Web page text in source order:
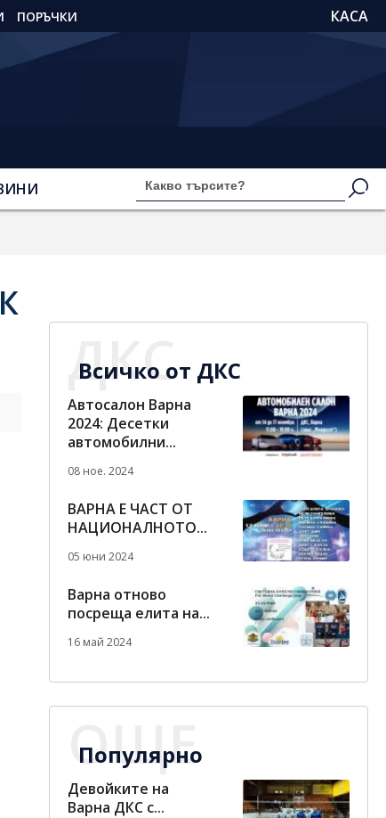
ПОРЪЧКИ КАСА
ДКС
Всичко от ДКС
Автосалон Варна
2024: Десетки
автомобилни...
08 ное. 2024
ВАРНА Е ЧАСТ ОТ
НАЦИОНАЛНОТО...
05 юни 2024
Варна отново
посреща елита на...
16 май 2024
ОЩЕ
Популярно
Девойките на
Варна ДКС с...